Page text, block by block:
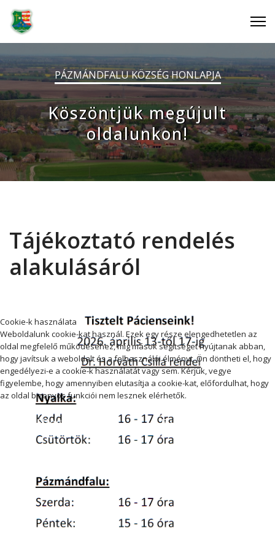
PÁZMÁNDFALU KÖZSÉG HONLAPJA
Köszöntjük megújult
oldalunkon!
Tájékoztató rendelés
alakulásáról
Cookie-k használata
Weboldalunk cookie-kat használ. Ezek egy része elengedhetetlen az
oldal megfelelő működéséhez, míg mások segítséget nyújtanak abban,
hogy javítsuk a weboldalt és a felhasználói élményt. Ön döntheti el, hogy
engedélyezi-e a cookie-k használatát vagy sem. Kérjük, vegye
figyelembe, hogy amennyiben elutasítja a cookie-kat, előfordulhat, hogy
az oldal bizonyos funkciói nem lesznek elérhetők.
Elfogadás Elutasítás